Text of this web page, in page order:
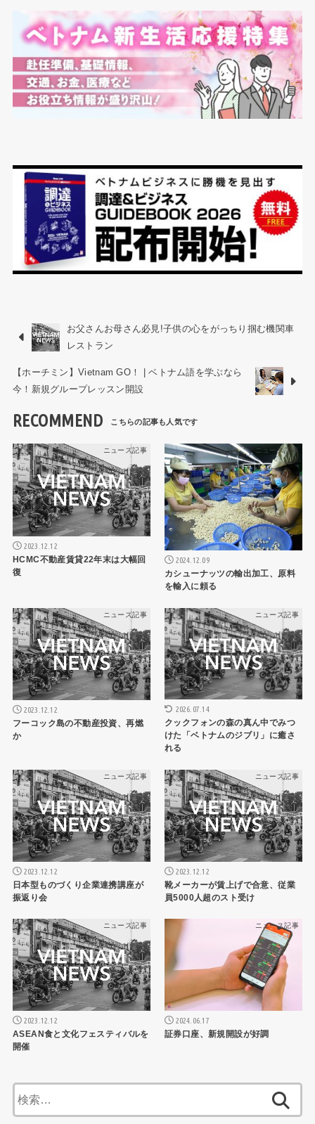
お父さんお母さん必見!子供の心をがっちり掴む機関車
レストラン
【ホーチミン】Vietnam GO！ | ベトナム語を学ぶなら
今！新規グループレッスン開設
RECOMMEND
ニュース記事
2023.12.12
HCMC不動産賃貸22年末は大幅回
復
ニュース記事
2024.12.09
カシューナッツの輸出加工、原料
を輸入に頼る
ニュース記事
2023.12.12
フーコック島の不動産投資、再燃
か
ニュース記事
2026.07.14
クックフォンの森の真ん中でみつ
けた「ベトナムのジブリ」に癒さ
れる
ニュース記事
2023.12.12
日本型ものづくり企業連携講座が
振返り会
ニュース記事
2023.12.12
靴メーカーが賃上げで合意、従業
員5000人超のスト受け
ニュース記事
2023.12.12
ASEAN食と文化フェスティバルを
開催
ニュース記事
2024.06.17
証券口座、新規開設が好調
索: